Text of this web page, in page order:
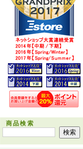
商品検索